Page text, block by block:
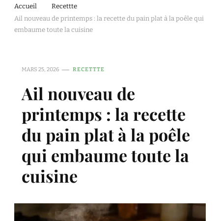
Accueil
Recettte
Ail nouveau de printemps : la recette du pain plat à la poêle qui
embaume toute la cuisine
MARS 25, 2026 RECETTTE
Ail nouveau de
printemps : la recette
du pain plat à la poêle
qui embaume toute la
cuisine